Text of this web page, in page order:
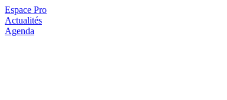
Espace Pro
Actualités
Agenda